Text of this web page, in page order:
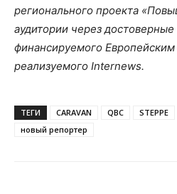
регионального проекта
аудитории через достоверные
финансируемого
реализуемого Internews.
ТЕГИ CARAVAN QBC STEPPE
новый репортер